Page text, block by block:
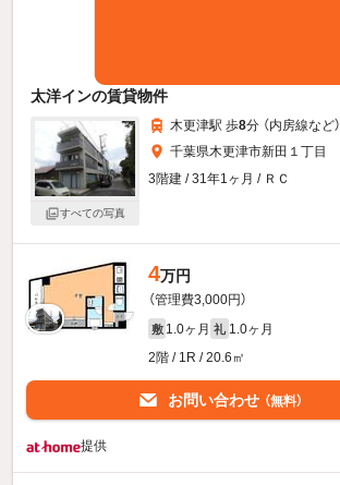
太洋インの賃貸物件
すべての写真
木更津駅 歩8分 （内房線など）
千葉県木更津市新田１丁目
3階建 / 31年1ヶ月 / ＲＣ
4万円
（管理費3,000円）
敷 1.0ヶ月 礼 1.0ヶ月
2階 / 1R / 20.6㎡
お問い合わせ （無料）
提供